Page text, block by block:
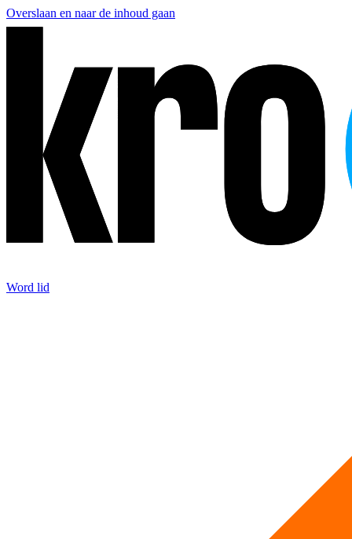
Overslaan en naar de inhoud gaan
Word lid